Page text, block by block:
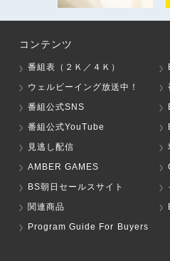
コンテンツ
番組表（２Ｋ／４Ｋ）
ウェルビーイング放送中！
番組公式SNS
番組公式YouTube
見逃し配信
AMBER GAMES
BS朝日セールスサイト
関連商品
Program Guide For Buyers